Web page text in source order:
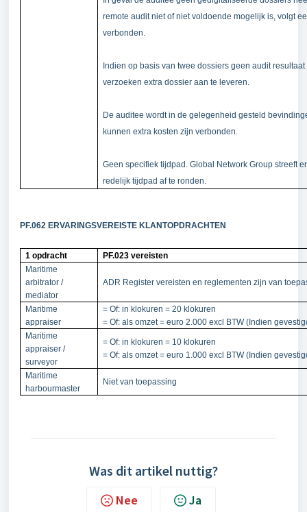
remote audit niet of niet voldoende mogelijk is, volgt
verbonden.
Indien op basis van twee dossiers geen audit
verzoeken extra dossier aan te leveren.
De auditee wordt in de gelegenheid gesteld
kunnen extra kosten zijn verbonden.
Geen specifiek tijdpad. Global Network Group streeft
redelijk tijdpad af te ronden.
PF.062 ERVARINGSVEREISTE KLANTOPDRACHTEN
1 opdracht
PF.023 vereisten
Maritime
arbitrator /
mediator
ADR Register vereisten en reglementen zijn van
Maritime
appraiser
= Of: in klokuren = 20 klokuren
= Of: als omzet = euro 2.000 excl BTW (Indien
Maritime
appraiser /
surveyor
= Of: in klokuren = 10 klokuren
= Of: als omzet = euro 1.000 excl BTW (Indien
Maritime
harbourmaster
Niet van toepassing
Was dit artikel nuttig?
Nee Ja